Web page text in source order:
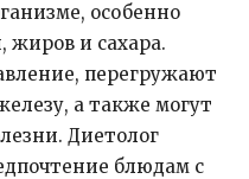
особенно
жиров и сахара.
перегружают
а также могут
Диетолог
блюдам с